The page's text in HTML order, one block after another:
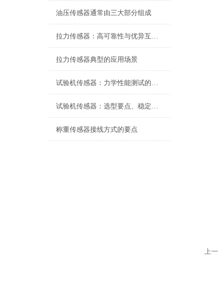
油压传感器通常由三大部分组成
拉力传感器：高可靠性与优异互换性的技术解析
拉力传感器典型的应用场景
试验机传感器：力学性能测试的核心组件解析
试验机传感器：选型要点、稳定性及分类详解
称重传感器接线方式的要点
上